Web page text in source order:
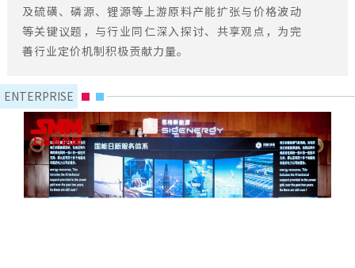
及硫磺、磷源、锂源等上游原料产能扩张与价格波动
等关键议题，与行业同仁深入探讨、共享观点，为完
善行业定价机制积极贡献力量。
ENTERPRISE